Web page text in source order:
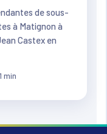
de sous-
à Matignon à
Castex en
min